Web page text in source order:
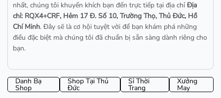
nhất, chúng tôi khuyến khích bạn đến trực tiếp tại địa chỉ Địa
chỉ: RQX4+CRF, Hẻm 17 Đ. Số 10, Trường Thọ, Thủ Đức, Hồ
Chí Minh. Đây sẽ là cơ hội tuyệt vời để bạn khám phá những
điều đặc biệt mà chúng tôi đã chuẩn bị sẵn sàng dành riêng cho
bạn.
Danh Bạ
Shop
Shop Tại Thủ
Đức
Sỉ Thời
Trang
Xưởng
May